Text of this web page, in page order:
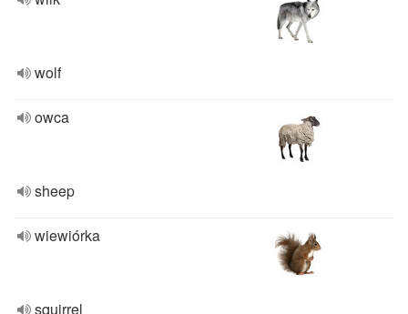
wolf
owca
sheep
wiewiórka
squirrel